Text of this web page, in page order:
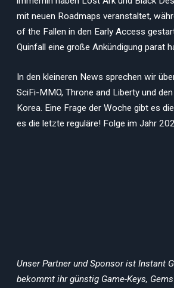
mit neuen Roadmaps veranstaltet,
of the Fallen in den Early Access
Quinfall eine große Ankündigung parat
In den kleineren News sprechen wir
SciFi-MMO, Throne and Liberty und
Korea. Eine Frage der Woche gibt es
es die letzte reguläre! Folge im Jahr
Unser Partner und Sponsor ist Instant
bekommt ihr günstig Game-Keys,